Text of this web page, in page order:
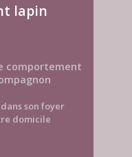
lapin
comportement
son foyer
domicile